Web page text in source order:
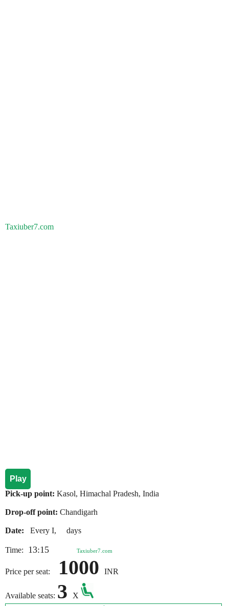
Taxiuber7.com
Play
Pick-up point: Kasol, Himachal Pradesh, India
Drop-off point: Chandigarh
Date: Every I, days
Time: 13:15 Taxiuber7.com
Price per seat: 1000 INR
Available seats: 3
X